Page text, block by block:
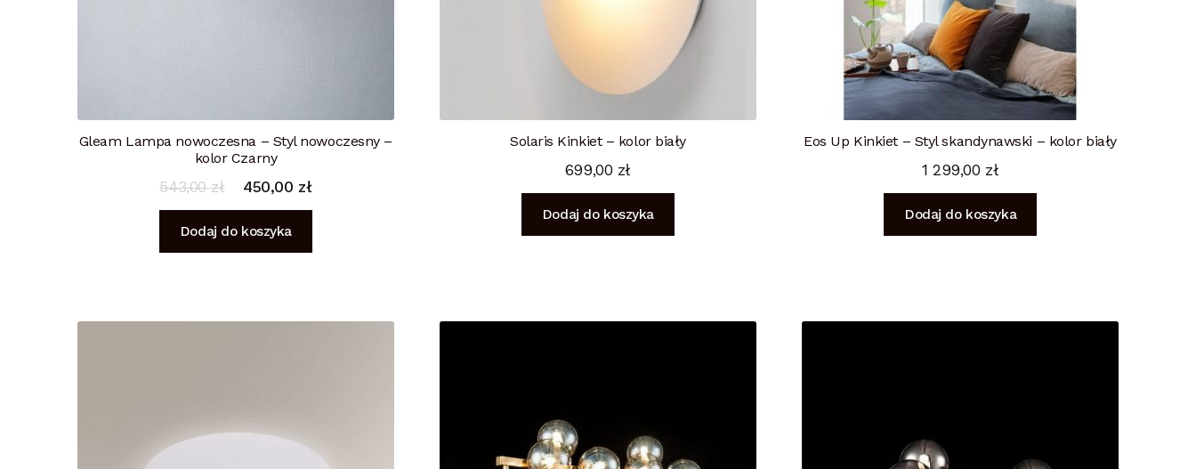
Gleam Lampa nowoczesna – Styl nowoczesny –
kolor Czarny
543,00zł 450,00 zł
Dodaj do koszyka
Solaris Kinkiet – kolor biały
699,00 zł
Dodaj do koszyka
Eos Up Kinkiet – Styl skandynawski – kolor biały
1 299,00 zł
Dodaj do koszyka